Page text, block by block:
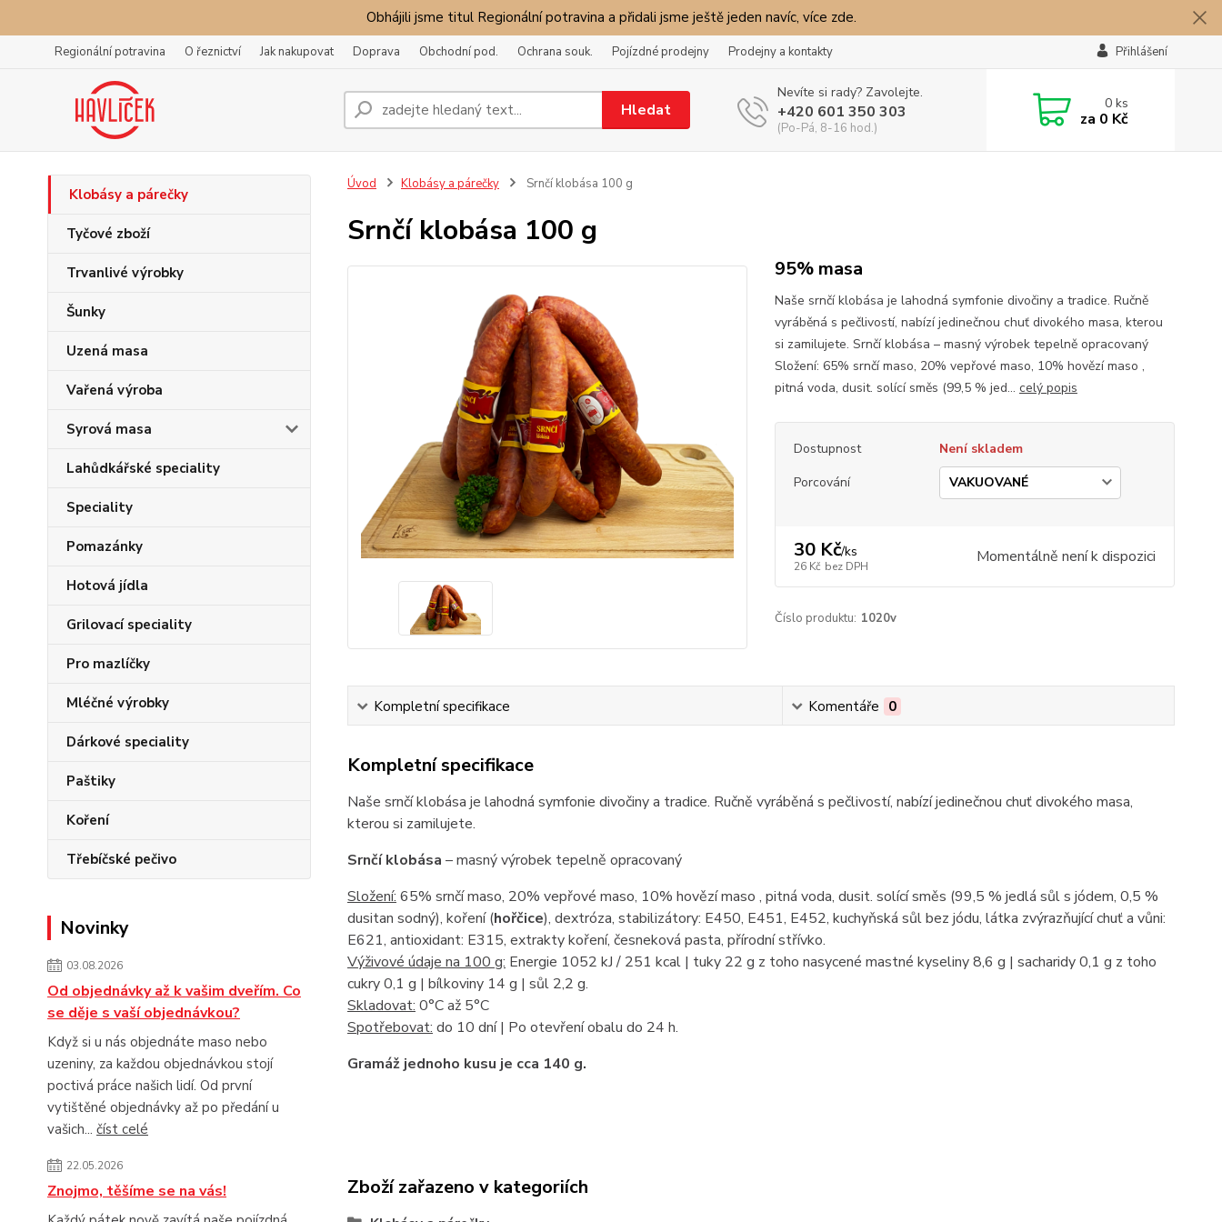
Obhájili jsme titul Regionální potravina a přidali jsme ještě jeden navíc, více zde.
Regionální potravina O řeznictví Jak nakupovat Doprava Obchodní pod. Ochrana souk. Pojízdné prodejny Prodejny a kontakty Přihlášení
Hledat
Nevíte si rady? Zavolejte.
+420 601 350 303
(Po-Pá, 8-16 hod.)
0ks
za 0 Kč
Klobásy a párečky
Tyčové zboží
Trvanlivé výrobky
Šunky
Uzená masa
Vařená výroba
Syrová masa
Lahůdkářské speciality
Speciality
Pomazánky
Hotová jídla
Grilovací speciality
Pro mazlíčky
Mléčné výrobky
Dárkové speciality
Paštiky
Koření
Třebíčské pečivo
Novinky
03.08.2026
Od objednávky až k vašim dveřím. Co
se děje s vaší objednávkou?
Když si u nás objednáte maso nebo
uzeniny, za každou objednávkou stojí
poctivá práce našich lidí. Od první
vytištěné objednávky až po předání u
vašich... číst celé
22.05.2026
Znojmo, těšíme se na vás!
Úvod Klobásy a párečky Srnčí klobása 100 g
Srnčí klobása 100 g
95% masa
Naše srnčí klobása je lahodná symfonie divočiny a tradice. Ručně
vyráběná s pečlivostí, nabízí jedinečnou chuť divokého masa, kterou
si zamilujete. Srnčí klobása – masný výrobek tepelně opracovaný
Složení: 65% srnčí maso, 20% vepřové maso, 10% hovězí maso ,
pitná voda, dusit. solící směs (99,5 % jed... celý popis
Dostupnost
Není skladem
Porcování
30 Kč/ks
26 Kč bez DPH Momentálně není k dispozici
Číslo produktu: 1020v
Kompletní specifikace Komentáře 0
Kompletní specifikace
Naše srnčí klobása je lahodná symfonie divočiny a tradice. Ručně vyráběná s pečlivostí, nabízí jedinečnou chuť divokého masa,
kterou si zamilujete.
Srnčí klobása – masný výrobek tepelně opracovaný
Složení:65% srnčí maso, 20% vepřové maso, 10% hovězí maso , pitná voda, dusit. solící směs (99,5 % jedlá sůl s jódem, 0,5 %
dusitan sodný), koření (hořčice), dextróza, stabilizátory: E450, E451, E452, kuchyňská sůl bez jódu, látka zvýrazňující chuť a vůni:
E621, antioxidant: E315, extrakty koření, česneková pasta, přírodní střívko.
Výživové údaje na 100 g:Energie 1052 kJ / 251 kcal | tuky 22 g z toho nasycené mastné kyseliny 8,6 g | sacharidy 0,1 g z toho
cukry 0,1 g | bílkoviny 14 g | sůl 2,2 g.
Skladovat:0°C až 5°C
Spotřebovat:do 10 dní | Po otevření obalu do 24 h.
Gramáž jednoho kusu je cca 140 g.
Zboží zařazeno v kategoriích